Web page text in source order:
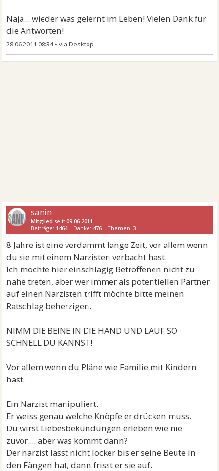
Naja... wieder was gelernt im Leben! Vielen Dank für
die Antworten!
28.06.2011 08:34•
sanin
Mitglied seit:09.06.2011
Beiträge: 1464 Danke: 476 Themen: 3
8 Jahre ist eine verdammt lange Zeit, vor allem wenn
du sie mit einem Narzisten verbacht hast.
Ich möchte hier einschlägig Betroffenen nicht zu
nahe treten, aber wer immer als potentiellen Partner
auf einen Narzisten trifft möchte bitte meinen
Ratschlag beherzigen.
NIMM DIE BEINE IN DIE HAND UND LAUF SO
SCHNELL DU KANNST!
Vor allem wenn du Pläne wie Familie mit Kindern
hast.
Ein Narzist manipuliert.
Er weiss genau welche Knöpfe er drücken muss.
Du wirst Liebesbekundungen erleben wie nie
zuvor.... aber was kommt dann?
Der narzist lässt nicht locker bis er seine Beute in
den Fängen hat, dann frisst er sie auf.